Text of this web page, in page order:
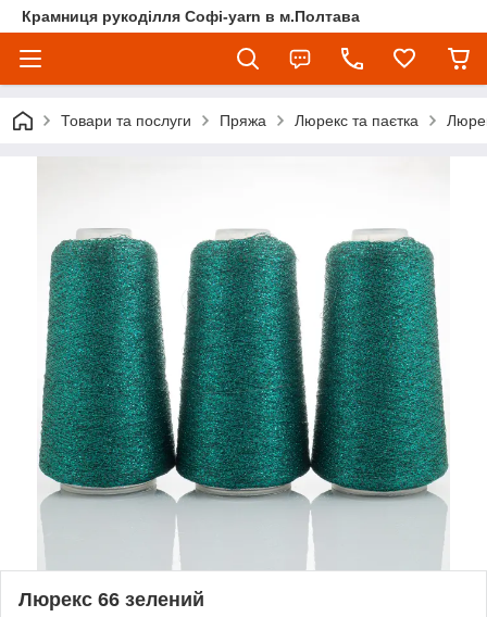
Крамниця рукоділля Софі-yarn в м.Полтава
Товари та послуги Пряжа Люрекс та паєтка
Люрекс 66 зелений